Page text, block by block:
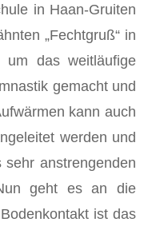
in Haan-Gruiten
„Fechtgruß“ in
um das weitläufige
gemacht und
kann auch
werden und
anstrengenden
geht es an die
ist das